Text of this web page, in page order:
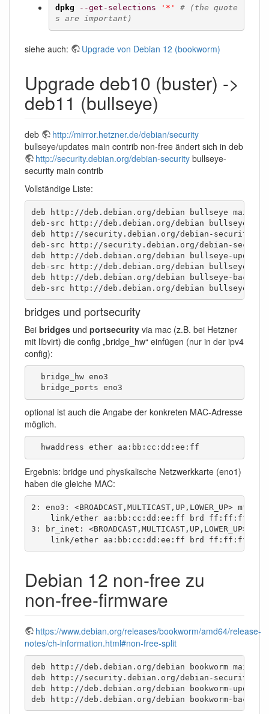
dpkg --get-selections '*'
# (the quote
s are important)
siehe auch: Upgrade von Debian 12 (bookworm)
Upgrade deb10 (buster) ->
deb11 (bullseye)
deb
http://mirror.hetzner.de/debian/security
bullseye/updates main contrib non-free ändert sich in deb
http://security.debian.org/debian-security bullseye-
security main contrib
Vollständige Liste:
deb http://deb.debian.org/debian bullseye main
deb-src http://deb.debian.org/debian bullseye
deb http://security.debian.org/debian-security
deb-src http://security.debian.org/debian-
deb http://deb.debian.org/debian bullseye-
deb-src http://deb.debian.org/debian bullseye-
deb http://deb.debian.org/debian bullseye-
deb-src http://deb.debian.org/debian bullseye-
bridges und portsecurity
Bei bridges und portsecurity via mac (z.B. bei Hetzner
mit libvirt) die config „bridge_hw“ einfügen (nur in der ipv4
config):
  bridge_hw eno3
  bridge_ports eno3
optional ist auch die Angabe der konkreten MAC-Adresse
möglich.
  hwaddress ether aa:bb:cc:dd:ee:ff
Ergebnis: bridge und physikalische Netzwerkkarte (eno1)
haben die gleiche MAC:
2: eno3:
link/ether aa:bb:cc:dd:ee:ff brd
3: br_inet:
link/ether aa:bb:cc:dd:ee:ff brd
Debian 12 non-free zu
non-free-firmware
https://www.debian.org/releases/bookworm/amd64/release-
notes/ch-information.html#non-free-split
deb http://deb.debian.org/debian bookworm main
deb http://security.debian.org/debian-security
deb http://deb.debian.org/debian bookworm-
deb http://deb.debian.org/debian bookworm-